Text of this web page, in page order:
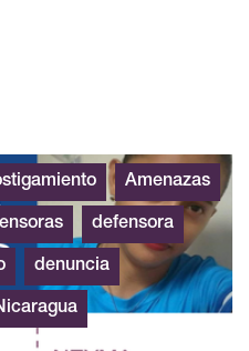
Amenazas
defensora
denuncia